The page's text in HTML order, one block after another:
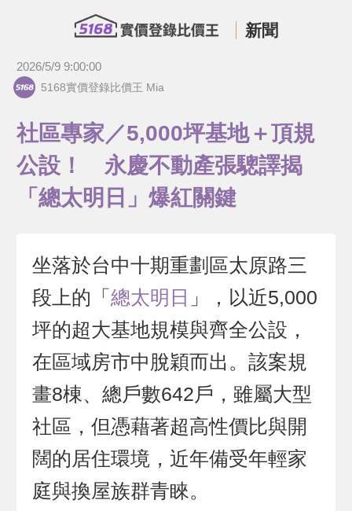
新聞
2026/5/9 9:00:00
5168實價登錄比價王 Mia
社區專家／5,000坪基地＋頂規
公設！ 永慶不動產張驄譯揭
「總太明日」爆紅關鍵
坐落於台中十期重劃區太原路三
段上的「總太明日 」，以近5,000
坪的超大基地規模與齊全公設，
在區域房市中脫穎而出。該案規
畫8棟、總戶數642戶，雖屬大型
社區，但憑藉著超高性價比與開
闊的居住環境，近年備受年輕家
庭與換屋族群青睞。